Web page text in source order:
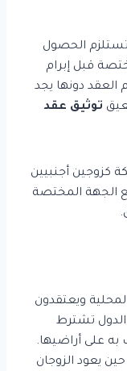
تستلزم الحصول
قبل إبرام
العقد دونها يجد
توثيق عقد
كزوجين أجنبيين
الجهة المختصة
ويعتقدون
تشترط
به على أراضيها.
يعود الزوجان